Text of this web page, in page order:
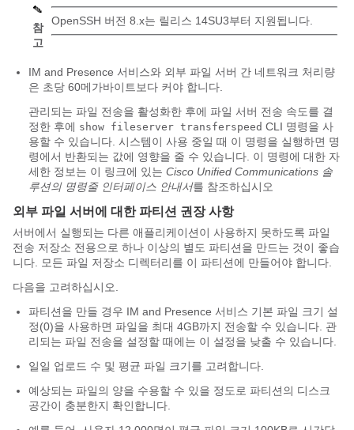
참
고
OpenSSH 버전 8.x는 릴리스 14SU3부터 지원됩니다.
IM and Presence 서비스와 외부 파일 서버 간 네트워크 처리량
은 초당 60메가바이트보다 커야 합니다.
관리되는 파일 전송을 활성화한 후에 파일 서버 전송 속도를 결
정한 후에 show fileserver transferspeed CLI 명령을 사
용할 수 있습니다. 시스템이 사용 중일 때 이 명령을 실행하면 명
령에서 반환되는 값에 영향을 줄 수 있습니다. 이 명령에 대한 자
세한 정보는 이 링크에 있는 Cisco Unified Communications 솔
루션의 명령줄 인터페이스 안내서를 참조하십시오
외부 파일 서버에 대한 파티션 권장 사항
서버에서 실행되는 다른 애플리케이션이 사용하지 못하도록 파일
전송 저장소 전용으로 하나 이상의 별도 파티션을 만드는 것이 좋습
니다. 모든 파일 저장소 디렉터리를 이 파티션에 만들어야 합니다.
다음을 고려하십시오.
파티션을 만들 경우 IM and Presence 서비스 기본 파일 크기 설
정(0)을 사용하면 파일을 최대 4GB까지 전송할 수 있습니다. 관
리되는 파일 전송을 설정할 때에는 이 설정을 낮출 수 있습니다.
일일 업로드 수 및 평균 파일 크기를 고려합니다.
예상되는 파일의 양을 수용할 수 있을 정도로 파티션의 디스크
공간이 충분한지 확인합니다.